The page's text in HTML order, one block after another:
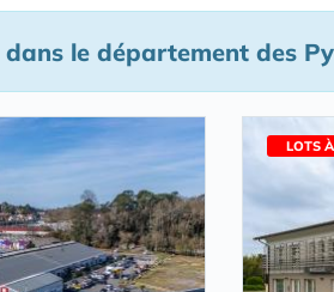
dans le département des
LOTS